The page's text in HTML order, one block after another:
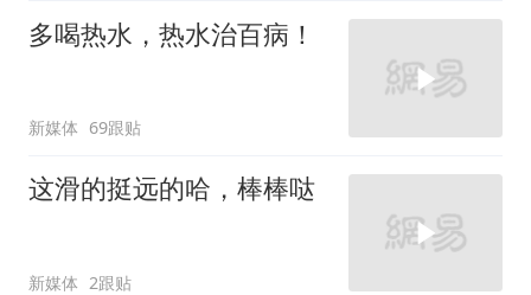
多喝热水，热水治百病！
新媒体 69跟贴
这滑的挺远的哈，棒棒哒
新媒体 2跟贴